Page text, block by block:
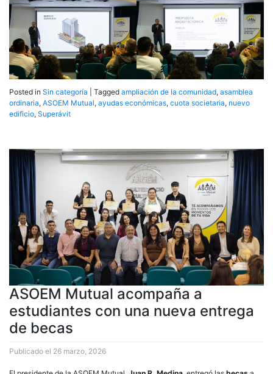
Posted in Sin categoría Tagged ampliación de la comunidad, asamblea
ordinaria, ASOEM Mutual, ayudas económicas, cuota societaria, nuevo
edificio, Superávit
ASOEM Mutual acompaña a
estudiantes con una nueva entrega
de becas
Publicado el 26 marzo, 2026